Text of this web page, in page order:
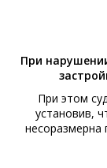
При
При этом
установив,
несоразмерна